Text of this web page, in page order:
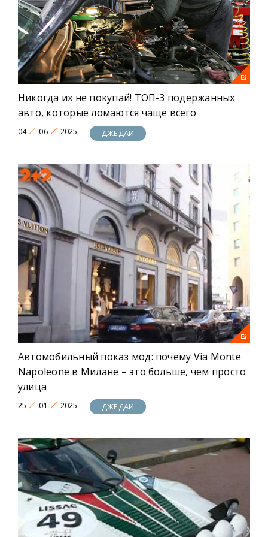
Больше драйва, больше эмоций, больше
уникальных новостей! Это ДЖЕДAИ!
Никогда их не покупай! ТОП-3 подержанных
авто, которые ломаются чаще всего
04 06 2025 ДЖЕДАИ
Автомобильный показ мод: почему Via Monte
Napoleone в Милане – это больше, чем просто
улица
25 01 2025 ДЖЕДАИ